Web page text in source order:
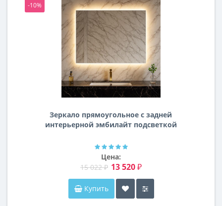
-10%
Зеркало прямоугольное с задней
интерьерной эмбилайт подсветкой
Цена:
15 022 ₽ 13 520 ₽
Купить